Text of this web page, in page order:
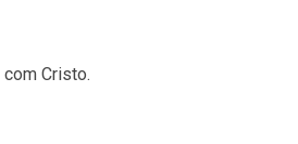
com Cristo.